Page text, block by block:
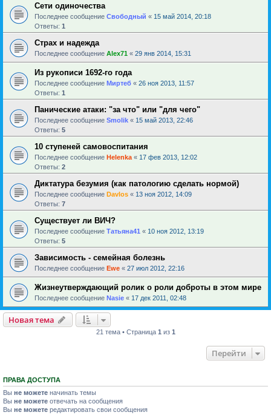
Сети одиночества
Последнее сообщение Свободный « 15 май 2014, 20:18
Ответы: 1
Страх и надежда
Последнее сообщение Alex71 « 29 янв 2014, 15:31
Из рукописи 1692-го года
Последнее сообщение Миртеб « 26 ноя 2013, 11:57
Ответы: 1
Панические атаки: "за что" или "для чего"
Последнее сообщение Smolik « 15 май 2013, 22:46
Ответы: 5
10 ступеней самовоспитания
Последнее сообщение Helenka « 17 фев 2013, 12:02
Ответы: 2
Диктатура безумия (как патологию сделать нормой)
Последнее сообщение Davlos « 13 ноя 2012, 14:09
Ответы: 7
Существует ли ВИЧ?
Последнее сообщение Татьяна41 « 10 ноя 2012, 13:19
Ответы: 5
Зависимость - семейная болезнь
Последнее сообщение Ewe « 27 июл 2012, 22:16
Жизнеутверждающий ролик о роли доброты в этом мире
Последнее сообщение Nasie « 17 дек 2011, 02:48
Новая тема
21 тема • Страница 1 из 1
Перейти
ПРАВА ДОСТУПА
Вы не можете начинать темы
Вы не можете отвечать на сообщения
Вы не можете редактировать свои сообщения